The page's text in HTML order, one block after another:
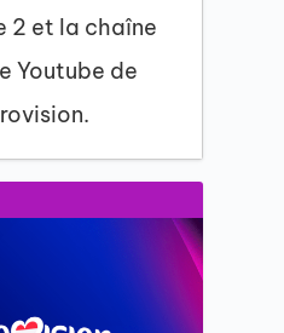
2 et la chaîne
Youtube de